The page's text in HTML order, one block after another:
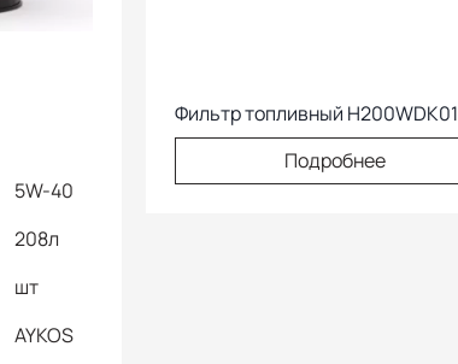
5W-40
208л
шт
AYKOS
Фильтр топливный H200WDK01
Подробнее